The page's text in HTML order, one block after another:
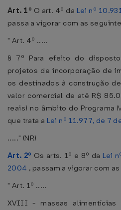
Art. 1º O art. 4º da Lei nº
passa a vigorar com as
" Art. 4º .....
§ 7º Para efeito do
projetos de incorporação de
os destinados à construção
valor comercial de até R$
reais) no âmbito do Programa
que trata a Lei nº 11.977, de 7
....." (NR)
Art. 2º Os arts. 1º e 8º da Lei
2004 , passam a vigorar com
" Art. 1º .....
XVIII - massas alimentícias